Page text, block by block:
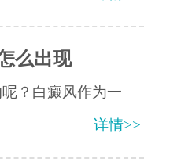
么出现
？白癜风作为一
详情>>